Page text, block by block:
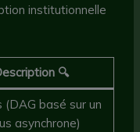
institutionnelle
🔍
(DAG basé sur un
asynchrone)